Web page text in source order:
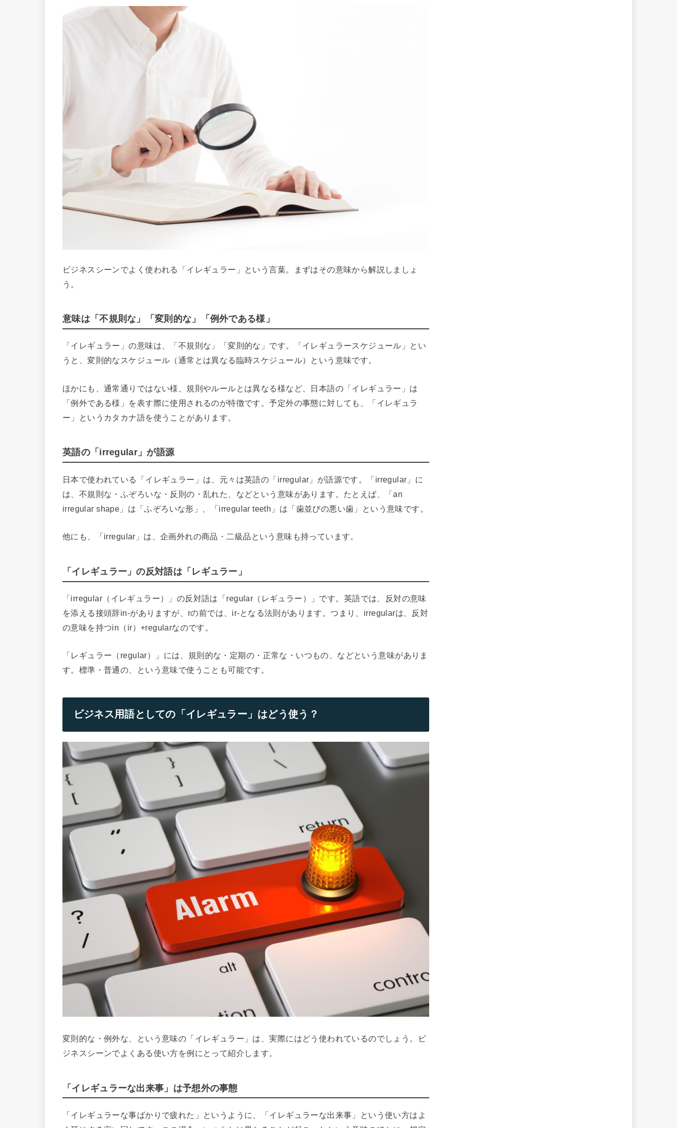
ビジネスシーンでよく使われる「イレギュラー」という言葉。まずはその意味から解説しましょ
う。
意味は「不規則な」「変則的な」「例外である様」
「イレギュラー」の意味は、「不規則な」「変則的な」です。「イレギュラースケジュール」とい
うと、変則的なスケジュール（通常とは異なる臨時スケジュール）という意味です。
ほかにも、通常通りではない様、規則やルールとは異なる様など、日本語の「イレギュラー」は
「例外である様」を表す際に使用されるのが特徴です。予定外の事態に対しても、「イレギュラ
ー」というカタカナ語を使うことがあります。
英語の「irregular」が語源
日本で使われている「イレギュラー」は、元々は英語の「irregular」が語源です。「irregular」に
は、不規則な・ふぞろいな・反則の・乱れた、などという意味があります。たとえば、「an
irregular shape」は「ふぞろいな形」、「irregular teeth」は「歯並びの悪い歯」という意味です。
他にも、「irregular」は、企画外れの商品・二級品という意味も持っています。
「イレギュラー」の反対語は「レギュラー」
「irregular（イレギュラー）」の反対語は「regular（レギュラー）」です。英語では、反対の意味
を添える接頭辞in-がありますが、rの前では、ir-となる法則があります。つまり、irregularは、反対
の意味を持つin（ir）+regularなのです。
「レギュラー（regular）」には、規則的な・定期の・正常な・いつもの、などという意味がありま
す。標準・普通の、という意味で使うことも可能です。
ビジネス用語としての「イレギュラー」はどう使う？
変則的な・例外な、という意味の「イレギュラー」は、実際にはどう使われているのでしょう。ビ
ジネスシーンでよくある使い方を例にとって紹介します。
「イレギュラーな出来事」は予想外の事態
「イレギュラーな事ばかりで疲れた」というように、「イレギュラーな出来事」という使い方はよ